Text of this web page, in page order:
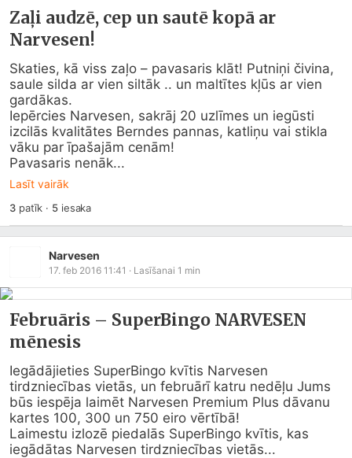
Zaļi audzē, cep un sautē kopā ar
Narvesen!
Skaties, kā viss zaļo – pavasaris klāt! Putniņi čivina,
saule silda ar vien siltāk .. un maltītes kļūs ar vien
gardākas.
Iepērcies Narvesen, sakrāj 20 uzlīmes un iegūsti
izcilās kvalitātes Berndes pannas, katliņu vai stikla
vāku par īpašajām cenām!
Pavasaris nenāk...
Lasīt vairāk
3patīk · 5iesaka
Narvesen
17. feb 2016 11:41 · Lasīšanai 1 min
Februāris – SuperBingo NARVESEN
mēnesis
Iegādājieties SuperBingo kvītis Narvesen
tirdzniecības vietās, un februārī katru nedēļu Jums
būs iespēja laimēt Narvesen Premium Plus dāvanu
kartes 100, 300 un 750 eiro vērtībā!
Laimestu izlozē piedalās SuperBingo kvītis, kas
iegādātas Narvesen tirdzniecības vietās...